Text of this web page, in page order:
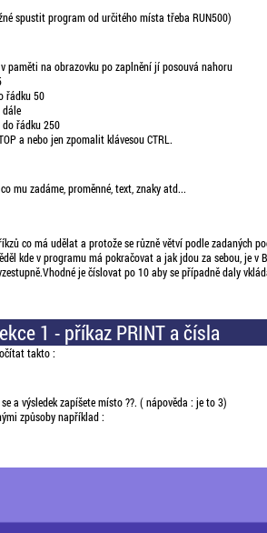
spustit program od určitého místa třeba RUN500)
paměti na obrazovku po zaplnění jí posouvá nahoru
50
řádku 250
a nebo jen zpomalit klávesou CTRL.
mu zadáme, proměnné, text, znaky atd...
co má udělat a protože se různě větví podle zadaných
kde v programu má pokračovat a jak jdou za sebou, je v
je číslovat po 10 aby se případně daly
1 - příkaz PRINT a čísla
takto :
a výsledek zapíšete místo ??. ( nápověda : je to 3)
způsoby například :